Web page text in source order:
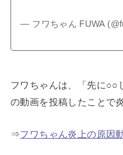
— フワちゃん FUWA
フワちゃんは、「先に○○
の動画を投稿したことで
⇒フワちゃん炎上の原因